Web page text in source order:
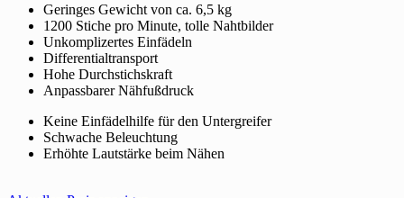
Geringes Gewicht von ca. 6,5 kg
1200 Stiche pro Minute, tolle Nahtbilder
Unkomplizertes Einfädeln
Differentialtransport
Hohe Durchstichskraft
Anpassbarer Nähfußdruck
Keine Einfädelhilfe für den Untergreifer
Schwache Beleuchtung
Erhöhte Lautstärke beim Nähen